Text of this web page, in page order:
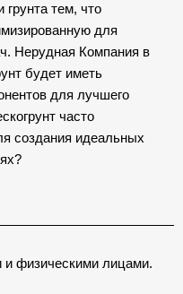
грунта тем, что
для
Нерудная Компания в
будет иметь
для лучшего
часто
создания идеальных
физическими лицами.